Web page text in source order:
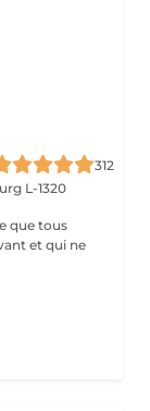
312
L-1320
que tous
et qui ne